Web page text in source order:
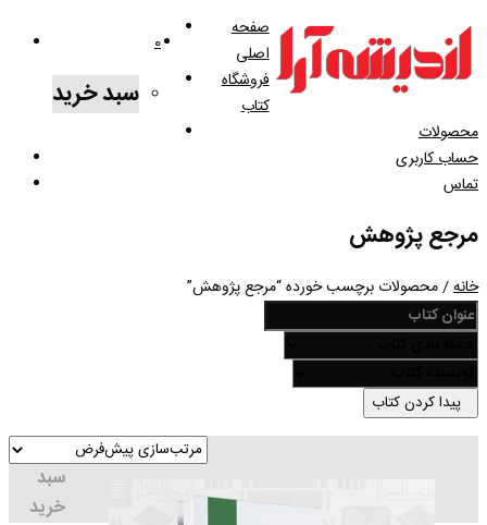
0
سبد خرید
صفحه
اصلی
فروشگاه
کتاب
محصولات
حساب کاربری
تماس
مرجع پژوهش
خانه/ محصولات برچسب خورده “مرجع پژوهش”
سبد
خرید